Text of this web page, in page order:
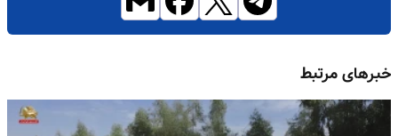
خبرهای مرتبط